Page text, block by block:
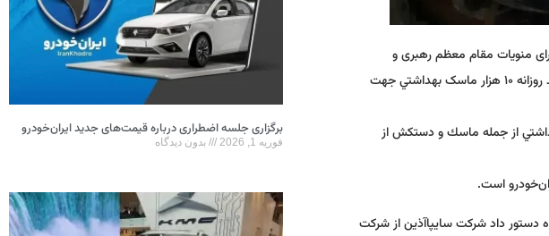
منویات مقام معظم رهبری و
همچنین عمل به مسئولیت‌های اجتماعی در قبال جامعه و ذینفعان خود، به شرکت مهرکام پارس ماموریت داد تا برنامه تولید روزانه ۱۰ هزار ماسک بهداشتي جهت
از جمله ماسك و دستكش از
است.
دستور داد شرکت سایپاآذین از شرکت
برگزاری جلسه اضطراری درباره قیمت‌های جدید ایران‌خودرو
فوریه 1, 2026 بدون دیدگاه